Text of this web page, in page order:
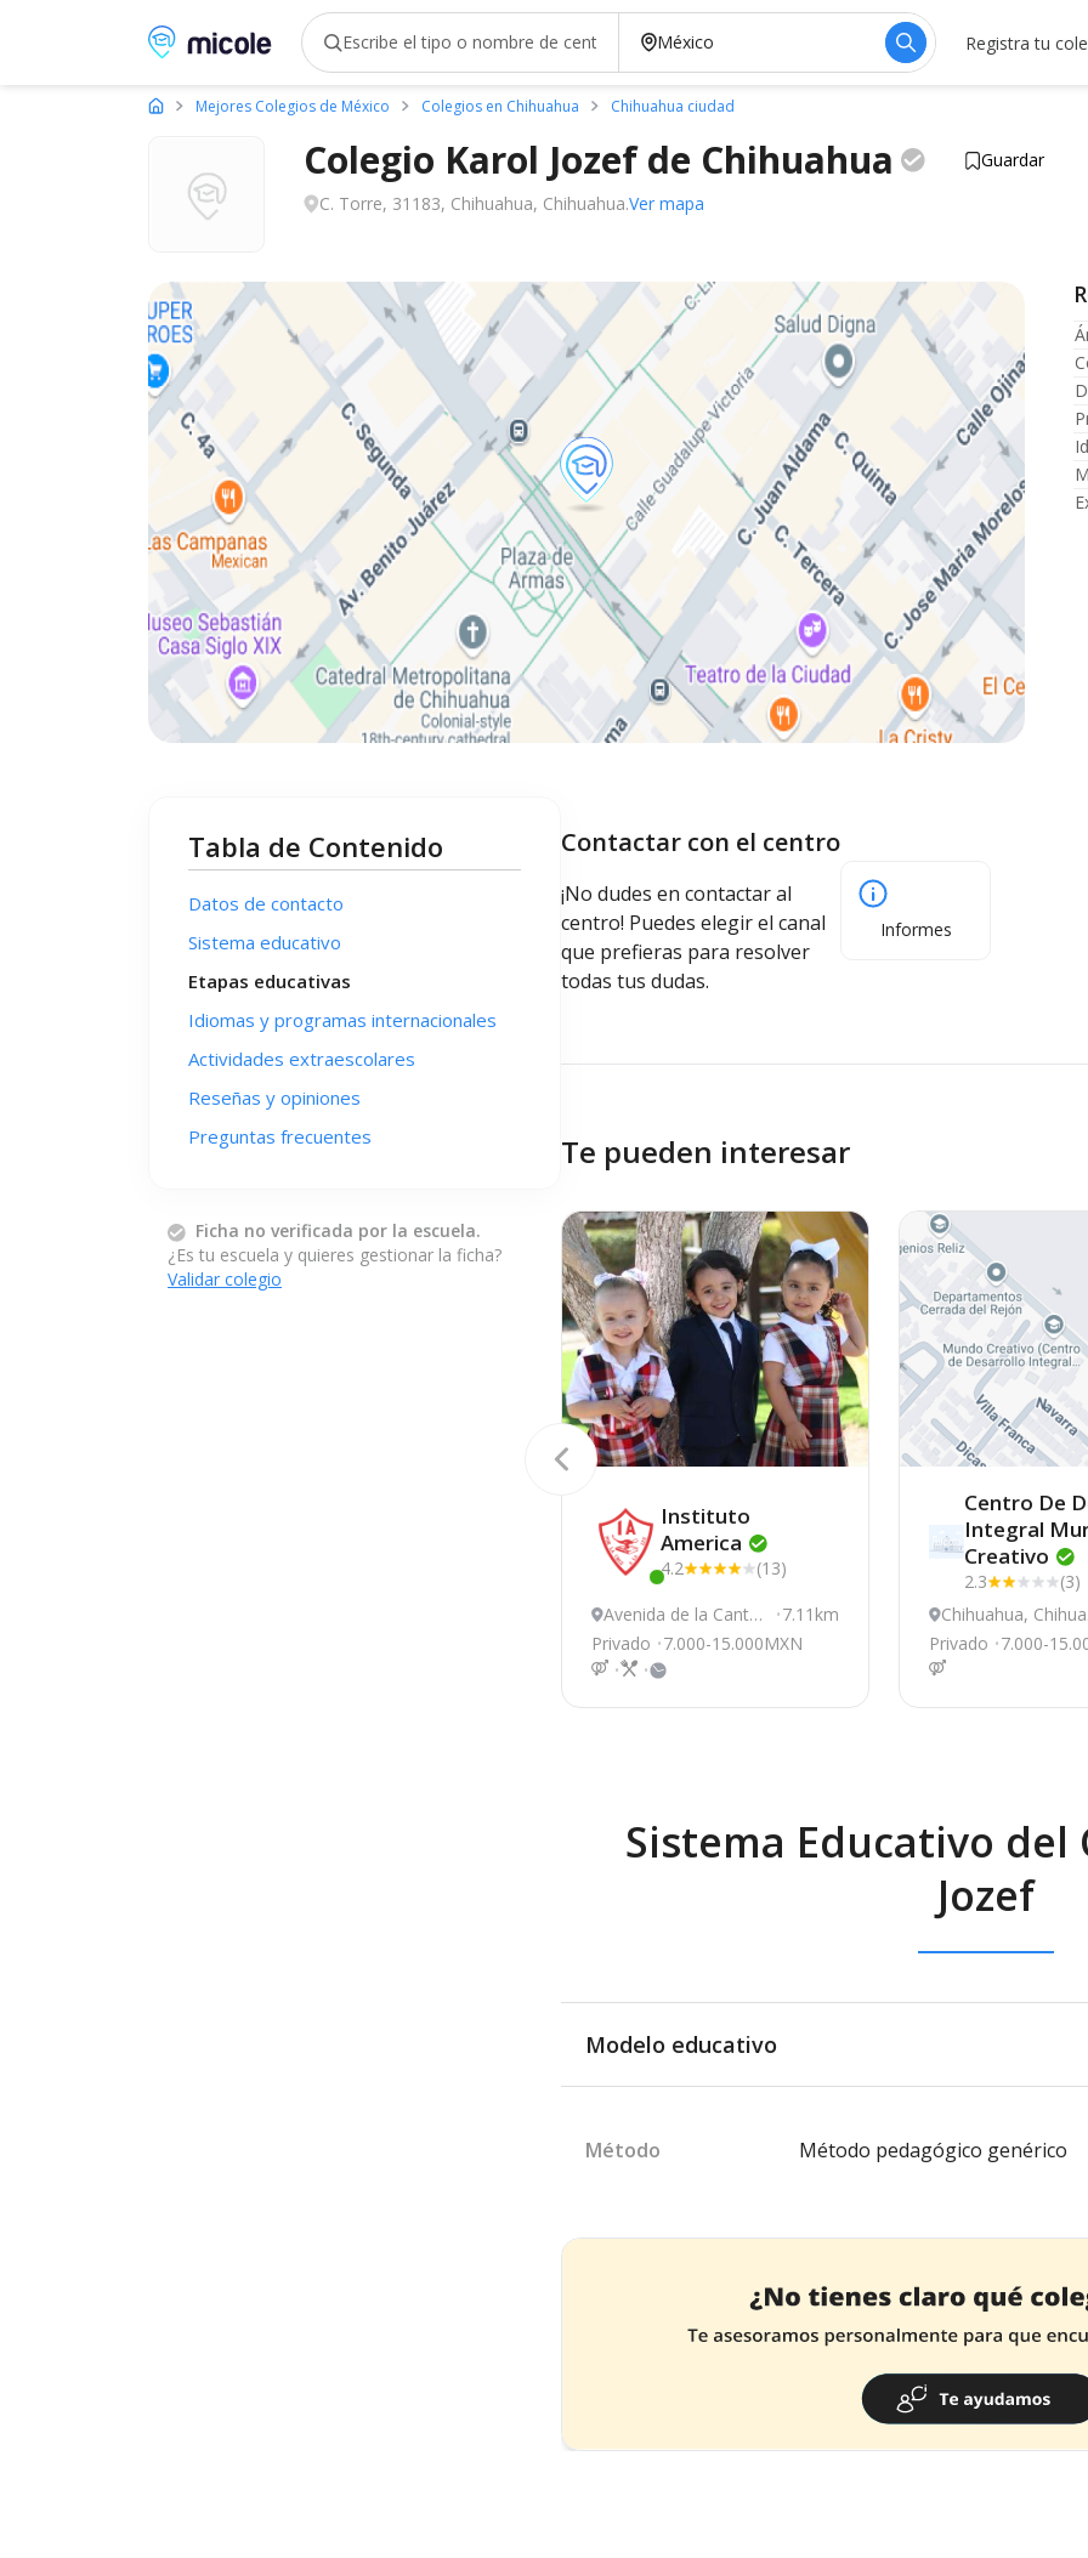
Micole, buscador de colegios Registra tu
Mejores Colegios de México Colegios en Chihuahua Chihuahua ciudad
Colegio Karol Jozef de Chihuahua Guardar
C. Torre, 31183, Chihuahua, Chihuahua.Ver mapa
Tabla de Contenido
Datos de contacto
Sistema educativo
Etapas educativas
Idiomas y programas internacionales
Actividades extraescolares
Reseñas y opiniones
Preguntas frecuentes
Ficha no verificada por la escuela.
¿Es tu escuela y quieres gestionar la ficha?
Validar colegio
Contactar con el centro
¡No dudes en contactar al
centro! Puedes elegir el canal
que prefieras para resolver
todas tus dudas.
Informes
Te pueden interesar
Este centro ha estado online recientemente
Instituto
America
4.2
(13)
Avenida de la Canter
a 9700, Chihuahua
7.11km
Privado
7.000-15.000MXN
Centro De
Integral
Creativo
2.3
(3)
Chihuahua,
a
Privado
7.000-
Sistema Educativo del
Jozef
Modelo educativo
Método Método pedagógico genérico